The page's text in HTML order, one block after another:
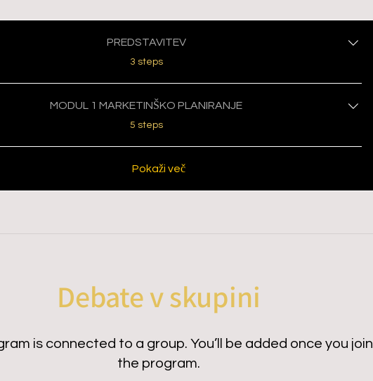
PREDSTAVITEV
.
3 steps
MODUL 1 MARKETINŠKO PLANIRANJE
.
5 steps
Pokaži več
Debate v skupini
is connected to a group. You’ll be added once you join
the program.